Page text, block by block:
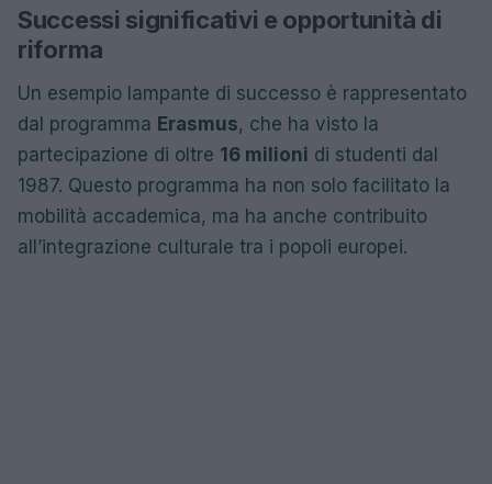
Successi significativi e opportunità di
riforma
Un esempio lampante di successo è rappresentato
dal programma Erasmus, che ha visto la
partecipazione di oltre 16 milioni di studenti dal
1987. Questo programma ha non solo facilitato la
mobilità accademica, ma ha anche contribuito
all’integrazione culturale tra i popoli europei.